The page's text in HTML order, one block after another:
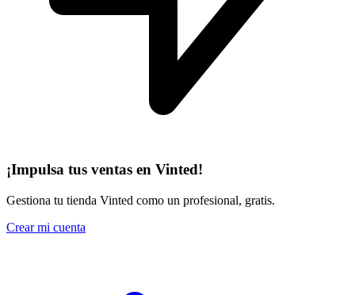
¡Impulsa tus ventas en Vinted!
Gestiona tu tienda Vinted como un profesional, gratis.
Crear mi cuenta